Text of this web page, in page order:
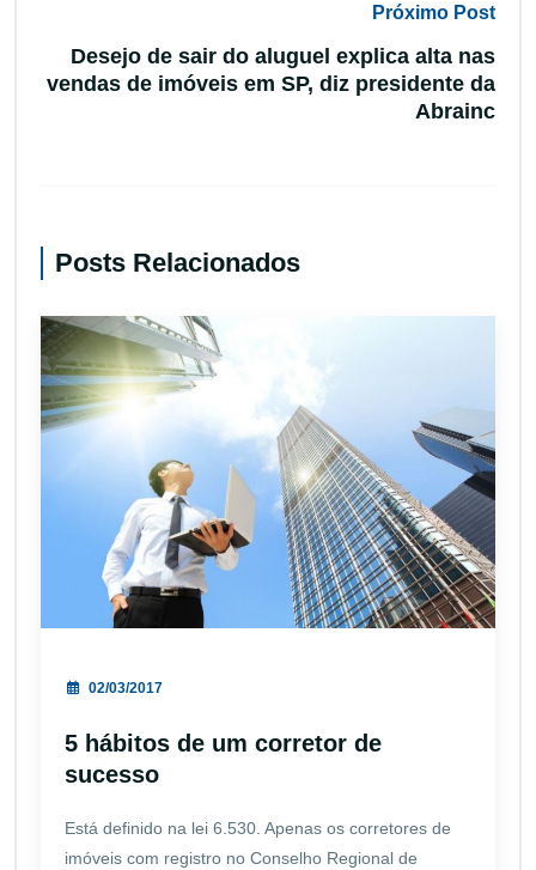
Próximo Post
Desejo de sair do aluguel explica alta nas
vendas de imóveis em SP, diz presidente da
Abrainc
Posts Relacionados
02/03/2017
5 hábitos de um corretor de
sucesso
Está definido na lei 6.530. Apenas os corretores de
imóveis com registro no Conselho Regional de